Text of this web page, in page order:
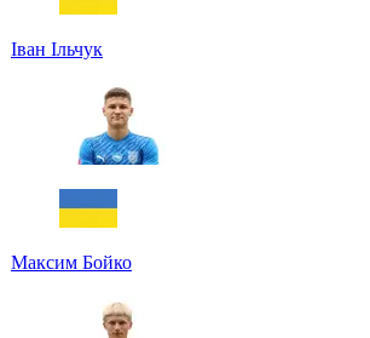
Іван Ільчук
Максим Бойко